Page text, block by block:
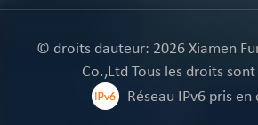
© droits dauteur: 2026 Xiamen
Co.,Ltd Tous les droits
Réseau IPv6 pris en